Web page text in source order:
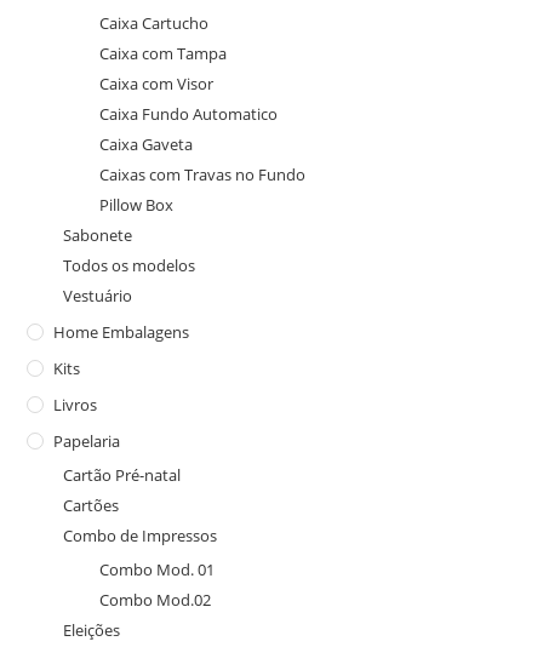
Caixa Cartucho
Caixa com Tampa
Caixa com Visor
Caixa Fundo Automatico
Caixa Gaveta
Caixas com Travas no Fundo
Pillow Box
Sabonete
Todos os modelos
Vestuário
Home Embalagens
Kits
Livros
Papelaria
Cartão Pré-natal
Cartões
Combo de Impressos
Combo Mod. 01
Combo Mod.02
Eleições